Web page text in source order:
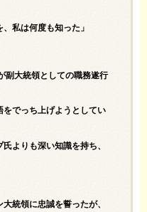
私は何度も知った」
副大統領としての職務遂行
をでっち上げようとしてい
よりも深い知識を持ち、
統領に忠誠を誓ったが、